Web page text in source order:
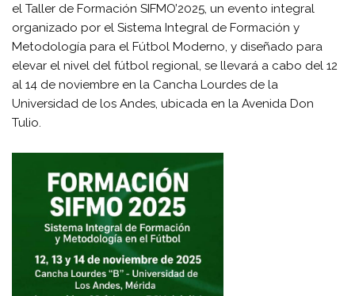
el Taller de Formación SIFMO’2025, un evento integral
organizado por el Sistema Integral de Formación y
Metodología para el Fútbol Moderno, y diseñado para
elevar el nivel del fútbol regional, se llevará a cabo del 12
al 14 de noviembre en la Cancha Lourdes de la
Universidad de los Andes, ubicada en la Avenida Don
Tulio.